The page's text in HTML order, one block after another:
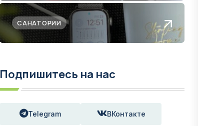
САНАТОРИИ
Подпишитесь на нас
Telegram ВКонтакте